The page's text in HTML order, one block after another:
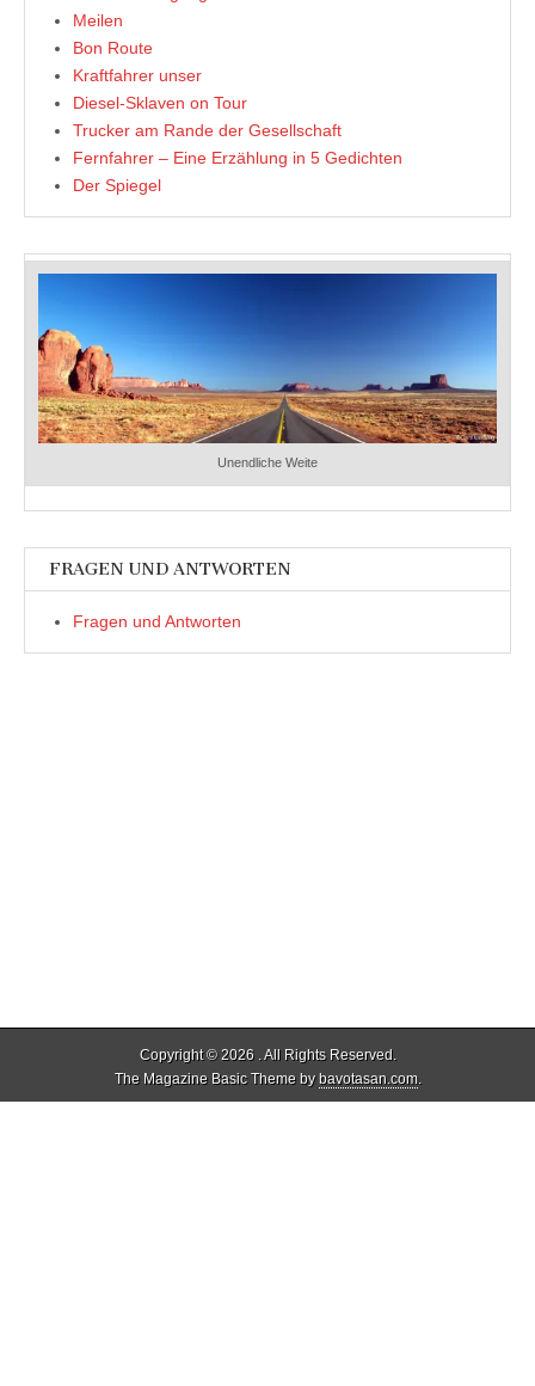
Meilen
Bon Route
Kraftfahrer unser
Diesel-Sklaven on Tour
Trucker am Rande der Gesellschaft
Fernfahrer – Eine Erzählung in 5 Gedichten
Der Spiegel
Unendliche Weite
FRAGEN UND ANTWORTEN
Fragen und Antworten
Copyright © 2026 . All Rights Reserved.
The Magazine Basic Theme bybavotasan.com.